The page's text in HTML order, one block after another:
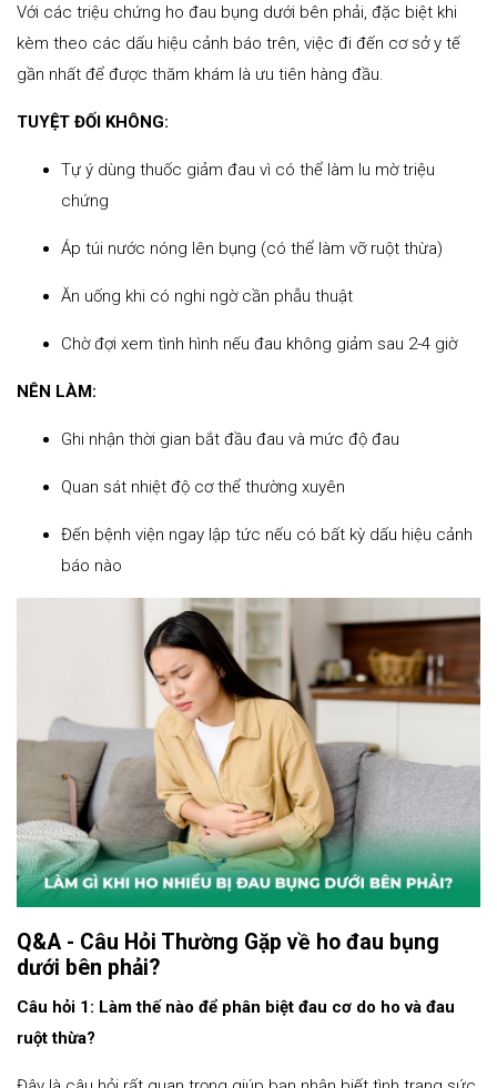
Với các triệu chứng ho đau bụng dưới bên phải, đặc biệt khi
kèm theo các dấu hiệu cảnh báo trên, việc đi đến cơ sở y tế
gần nhất để được thăm khám là ưu tiên hàng đầu.
TUYỆT ĐỐI KHÔNG:
Tự ý dùng thuốc giảm đau vì có thể làm lu mờ triệu
chứng
Áp túi nước nóng lên bụng (có thể làm vỡ ruột thừa)
Ăn uống khi có nghi ngờ cần phẫu thuật
Chờ đợi xem tình hình nếu đau không giảm sau 2-4 giờ
NÊN LÀM:
Ghi nhận thời gian bắt đầu đau và mức độ đau
Quan sát nhiệt độ cơ thể thường xuyên
Đến bệnh viện ngay lập tức nếu có bất kỳ dấu hiệu cảnh
báo nào
Q&A - Câu Hỏi Thường Gặp về ho đau bụng
dưới bên phải?
Câu hỏi 1: Làm thế nào để phân biệt đau cơ do ho và đau
ruột thừa?